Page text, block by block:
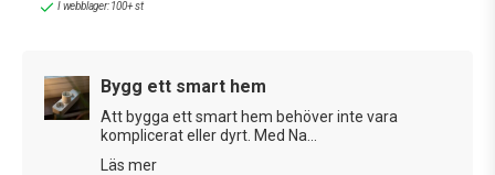
Vill du istället ha ettBluetooth-baserat
ett alternativ. Varje enhet kan styras via en trådlös tryckknapp,
konfigureras i en app, och även kopplas till en
central styrning av flera enheter – exempelvis smart belysning
I webblager: 100+ st
Bygg ett smart hem
Att bygga ett smart hem behöver inte vara
komplicerat eller dyrt. Med Na...
Läs mer